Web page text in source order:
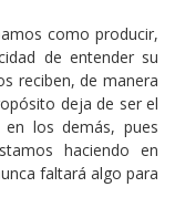
como producir,
de entender su
reciben, de manera
deja de ser el
los demás, pues
haciendo en
faltará algo para